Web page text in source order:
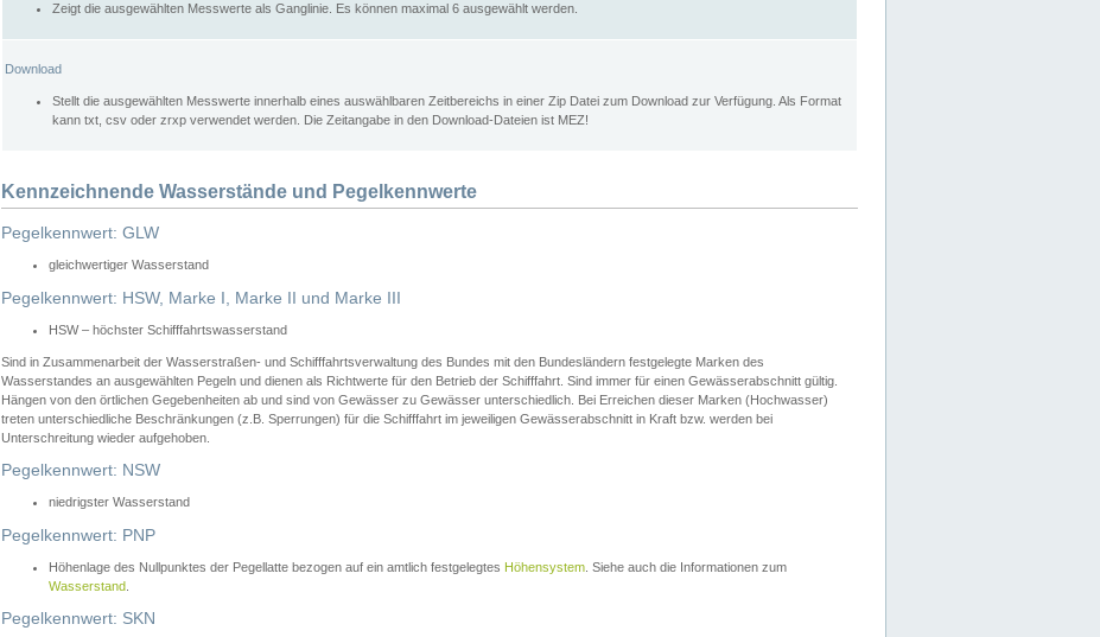
Zeigt die ausgewählten Messwerte als Ganglinie. Es können maximal 6 ausgewählt werden.
Download
Stellt die ausgewählten Messwerte innerhalb eines auswählbaren Zeitbereichs in einer Zip Datei zum Download zur Verfügung. Als Format
kann txt, csv oder zrxp verwendet werden. Die Zeitangabe in den Download-Dateien ist MEZ!
Kennzeichnende Wasserstände und Pegelkennwerte
Pegelkennwert: GLW
gleichwertiger Wasserstand
Pegelkennwert: HSW, Marke I, Marke II und Marke III
HSW – höchster Schifffahrtswasserstand
Sind in Zusammenarbeit der Wasserstraßen- und Schifffahrtsverwaltung des Bundes mit den Bundesländern festgelegte Marken des
Wasserstandes an ausgewählten Pegeln und dienen als Richtwerte für den Betrieb der Schifffahrt. Sind immer für einen Gewässerabschnitt gültig.
Hängen von den örtlichen Gegebenheiten ab und sind von Gewässer zu Gewässer unterschiedlich. Bei Erreichen dieser Marken (Hochwasser)
treten unterschiedliche Beschränkungen (z.B. Sperrungen) für die Schifffahrt im jeweiligen Gewässerabschnitt in Kraft bzw. werden bei
Unterschreitung wieder aufgehoben.
Pegelkennwert: NSW
niedrigster Wasserstand
Pegelkennwert: PNP
Höhenlage des Nullpunktes der Pegellatte bezogen auf ein amtlich festgelegtes Höhensystem . Siehe auch die Informationen zum
Wasserstand
Pegelkennwert: SKN